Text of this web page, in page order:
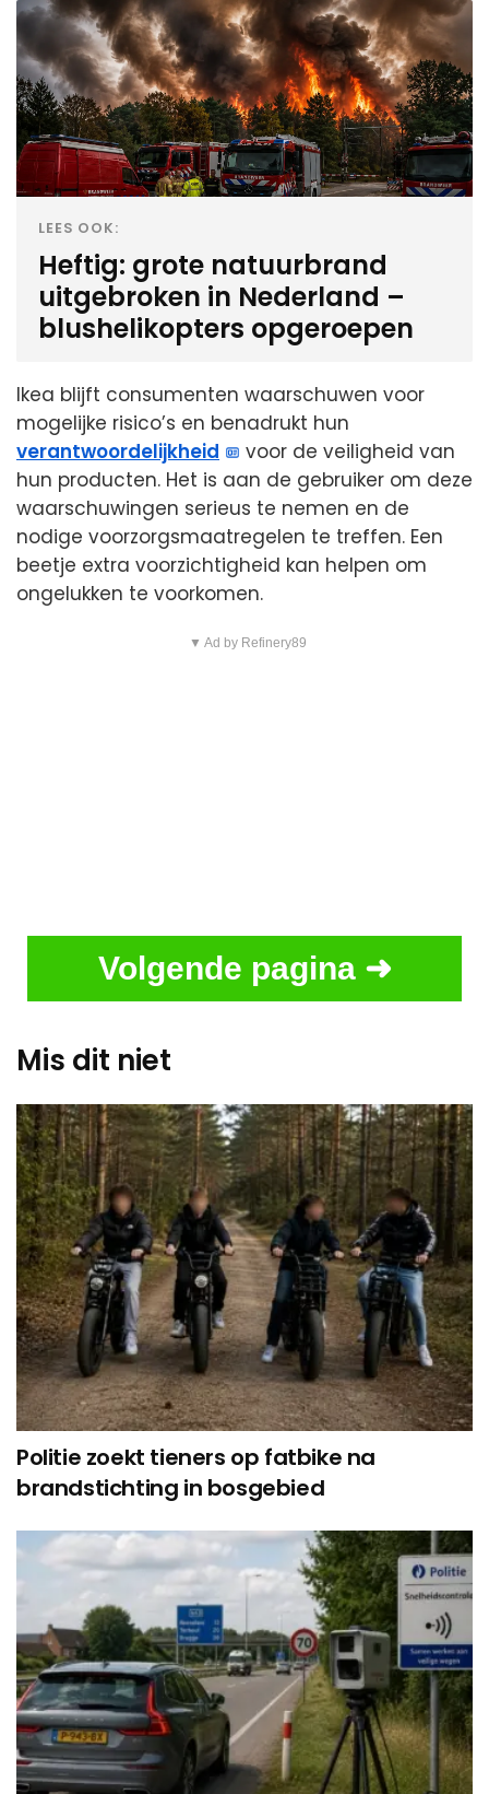
LEES OOK:
Heftig: grote natuurbrand
uitgebroken in Nederland –
blushelikopters opgeroepen
Ikea blijft consumenten waarschuwen voor
mogelijke risico’s en benadrukt hun
verantwoordelijkheid
voor de veiligheid van
hun producten. Het is aan de gebruiker om deze
waarschuwingen serieus te nemen en de
nodige voorzorgsmaatregelen te treffen. Een
beetje extra voorzichtigheid kan helpen om
ongelukken te voorkomen.
▼ Ad by Refinery89
Volgende pagina ➜
Mis dit niet
Politie zoekt tieners op fatbike na
brandstichting in bosgebied